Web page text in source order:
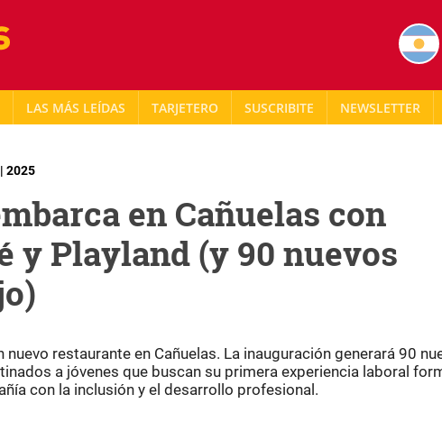
LAS MÁS LEÍDAS TARJETERO NEWSLETTER
2025
en Cañuelas con
y Playland (y 90 nuevos
nuevo restaurante en Cañuelas. La inauguración generará 90
a jóvenes que buscan su primera experiencia laboral
con la inclusión y el desarrollo profesional.